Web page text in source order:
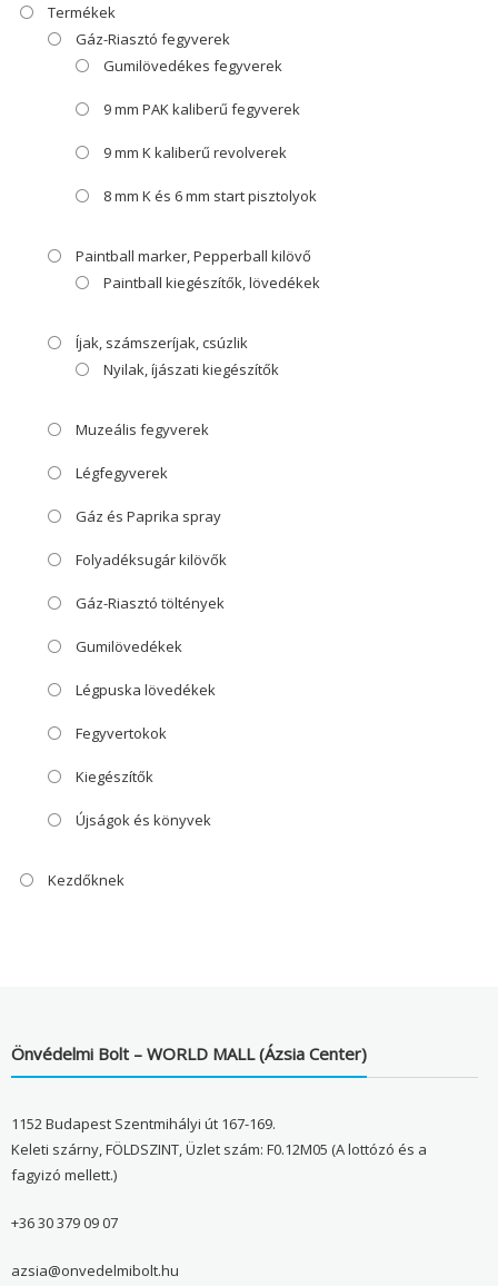
Termékek
Gáz-Riasztó fegyverek
Gumilövedékes fegyverek
9 mm PAK kaliberű fegyverek
9 mm K kaliberű revolverek
8 mm K és 6 mm start pisztolyok
Paintball marker, Pepperball kilövő
Paintball kiegészítők, lövedékek
Íjak, számszeríjak, csúzlik
Nyilak, íjászati kiegészítők
Muzeális fegyverek
Légfegyverek
Gáz és Paprika spray
Folyadéksugár kilövők
Gáz-Riasztó töltények
Gumilövedékek
Légpuska lövedékek
Fegyvertokok
Kiegészítők
Újságok és könyvek
Kezdőknek
Önvédelmi Bolt – WORLD MALL (Ázsia Center)
1152 Budapest Szentmihályi út 167-169.
Keleti szárny, FÖLDSZINT, Üzlet szám: F0.12M05 (A lottózó és a
fagyizó mellett.)
+36 30 379 09 07
azsia@onvedelmibolt.hu